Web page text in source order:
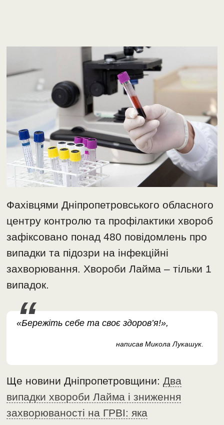
Фахівцями Дніпропетровського обласного
центру контролю та профілактики хвороб
зафіксовано понад 480 повідомлень про
випадки та підозри на інфекційні
захворювання. Хвороби Лайма – тільки 1
випадок.
«Бережіть себе та своє здоров’я!»,
написав Микола Лукашук.
Ще новини Дніпропетровщини:Два
випадки хвороби Лайма і зниження
захворюваності на ГРВІ: яка